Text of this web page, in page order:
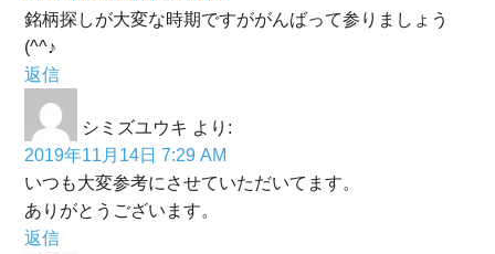
銘柄探しが大変な時期ですががんばって参りましょう
(^^♪
返信
シミズユウキ より:
2019年11月14日 7:29 AM
いつも大変参考にさせていただいてます。
ありがとうございます。
返信